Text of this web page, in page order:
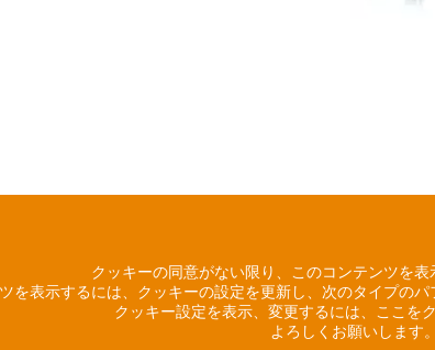
クッキーの同意がない限り、このコンテンツを表
を表示するには、クッキーの設定を更新し、次のタイプの
クッキー設定を表示、変更するには、ここを
よろしくお願いします。